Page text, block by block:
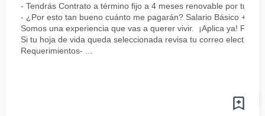
- Tendrás Contrato a término fijo a 4 meses renovable por tu
- ¿Por esto tan bueno cuánto me pagarán? Salario Básico +
Somos una experiencia que vas a querer vivir. ¡Aplica ya!
Si tu hoja de vida queda seleccionada revisa tu correo
Requerimientos- ...